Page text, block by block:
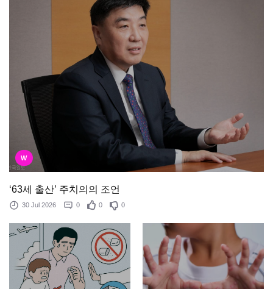
W
‘63세 출산’ 주치의의 조언
30 Jul 2026 0 0 0